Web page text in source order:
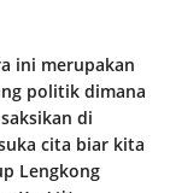
ini merupakan
politik dimana
di
cita biar kita
Lengkong